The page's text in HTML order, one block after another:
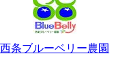
西条ブルーベリー農園